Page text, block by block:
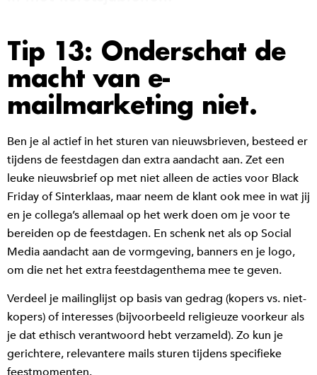
Tip 13: Onderschat de
macht van e-
mailmarketing niet.
Ben je al actief in het sturen van nieuwsbrieven, besteed er
tijdens de feestdagen dan extra aandacht aan. Zet een
leuke nieuwsbrief op met niet alleen de acties voor Black
Friday of Sinterklaas, maar neem de klant ook mee in wat jij
en je collega’s allemaal op het werk doen om je voor te
bereiden op de feestdagen. En schenk net als op Social
Media aandacht aan de vormgeving, banners en je logo,
om die net het extra feestdagenthema mee te geven.
Verdeel je mailinglijst op basis van gedrag (kopers vs. niet-
kopers) of interesses (bijvoorbeeld religieuze voorkeur als
je dat ethisch verantwoord hebt verzameld). Zo kun je
gerichtere, relevantere mails sturen tijdens specifieke